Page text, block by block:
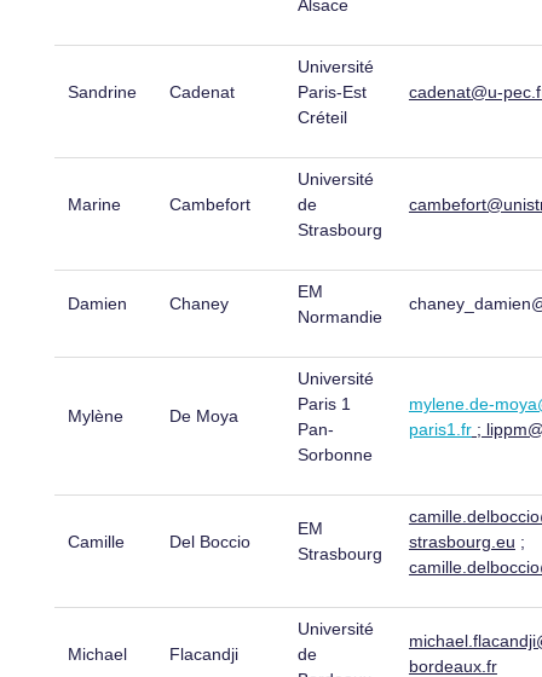
Alsace
Sandrine Cadenat
Université
Paris-Est
Créteil
cadenat@u-
Marine Cambefort
Université
de
Strasbourg
Damien Chaney
EM
Normandie
Mylène De Moya
Université
Paris 1
Pan-
Sorbonne
mylene.de-
paris1.fr;
Camille Del Boccio
EM
Strasbourg
strasbourg.eu ;
Michael Flacandji
Université
de
bordeaux.fr